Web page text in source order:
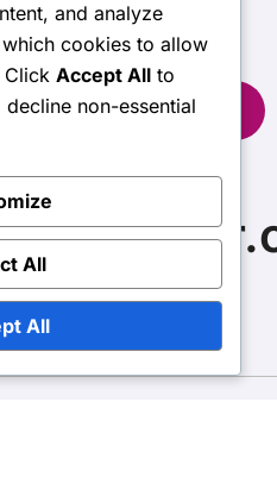
and analyze
cookies to allow
Click Accept All to
decline non-essential
All
All